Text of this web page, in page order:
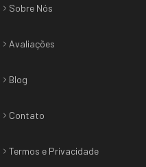
Sobre Nós
Avaliações
Blog
Contato
Termos e Privacidade